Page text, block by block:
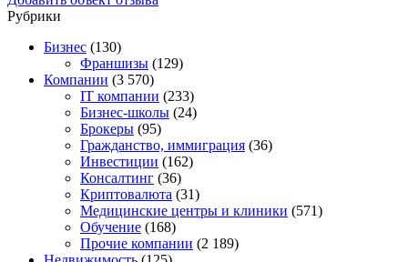
Рубрики
Бизнес (130)
Франшизы (129)
Компании (3 570)
IT компании (233)
Бизнес-школы (24)
Брокеры (95)
Гражданство, иммиграция (36)
Инвестиции (162)
Консалтинг (36)
Криптовалюта (31)
Медицинские центры и клиники (571)
Обучение (168)
Прочие компании (2 189)